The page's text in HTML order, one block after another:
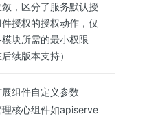
，区分了服务默认授
授权的授权动作，仅
块所需的最小权限
后续版本支持）
组件自定义参数
理核心组件如apiserve